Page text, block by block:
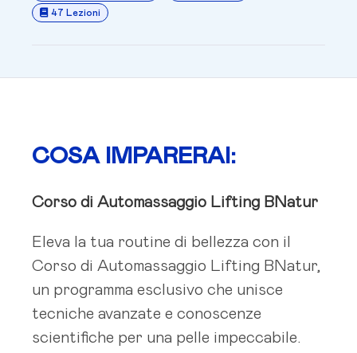
47 Lezioni
COSA IMPARERAI:
Corso di Automassaggio Lifting BNatur
Eleva la tua routine di bellezza con il
Corso di Automassaggio Lifting BNatur,
un programma esclusivo che unisce
tecniche avanzate e conoscenze
scientifiche per una pelle impeccabile.